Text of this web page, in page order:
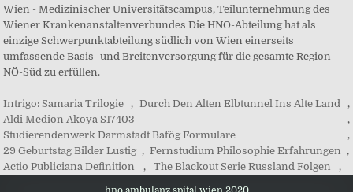
Wien - Medizinischer Universitätscampus, Teilunternehmung des
Wiener Krankenanstaltenverbundes Die HNO-Abteilung hat als
einzige Schwerpunktabteilung südlich von Wien einerseits
umfassende Basis- und Breitenversorgung für die gesamte Region
NÖ-Süd zu erfüllen.
Intrigo: Samaria Trilogie , Durch Den Alten Elbtunnel Ins Alte Land
,
Aldi Medion Akoya S17403
,
Studierendenwerk Darmstadt Bafög Formulare
,
29 Geburtstag Bilder Lustig , Fernstudium Philosophie Erfahrungen ,
Actio Publiciana Definition
, The Blackout Serie Russland Folgen ,